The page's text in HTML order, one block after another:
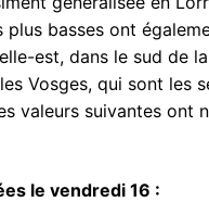
plus basses ont
est, dans le sud de
Vosges, qui sont les
valeurs suivantes ont
le vendredi 16 :